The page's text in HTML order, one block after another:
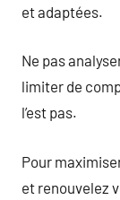
et adaptées.
Ne pas
limiter de
l’est pas.
Pour
et renouvelez